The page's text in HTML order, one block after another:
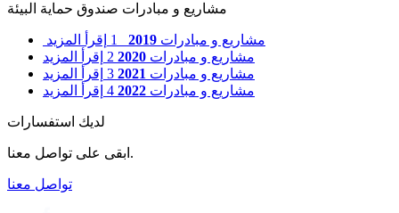
مشاريع و مبادرات صندوق حماية البيئة
مشاريع و مبادرات 1 إقرأ المزيد
مشاريع و مبادرات 2020
2 إقرأ المزيد
مشاريع و مبادرات 2021
3 إقرأ المزيد
مشاريع و مبادرات 2022
4 إقرأ المزيد
لديك استفسارات
ابقى على تواصل معنا.
تواصل معنا